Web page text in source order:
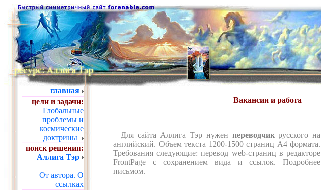
главная
цели и задачи:
Глобальные
проблемы и
космические
доктрины
поиск решения:
Аллига Тэр
От автора. О
ссылках
Вакансии и работа
Для сайта Аллига Тэр нужен переводчикрусского на
английский. Объем текста 1200-1500 страниц А4 формата.
Требования следующие: перевод web-страниц в редакторе
FrontPage с сохранением вида и ссылок. Подробнее
письмом.